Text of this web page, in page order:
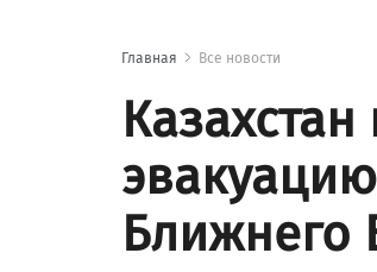
Главная Все новости
Ближнего